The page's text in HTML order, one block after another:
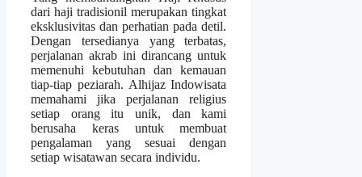
dari haji tradisionil merupakan tingkat
eksklusivitas dan perhatian pada detil.
Dengan tersedianya yang terbatas,
perjalanan akrab ini dirancang untuk
memenuhi kebutuhan dan kemauan
tiap-tiap peziarah. Alhijaz Indowisata
memahami jika perjalanan religius
setiap orang itu unik, dan kami
berusaha keras untuk membuat
pengalaman yang sesuai dengan
setiap wisatawan secara individu.